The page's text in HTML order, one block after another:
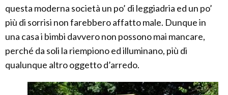
questa moderna società un po’ di leggiadria ed un po’
più di sorrisi non farebbero affatto male. Dunque in
una casa i bimbi davvero non possono mai mancare,
perché da soli la riempiono ed illuminano, più di
qualunque altro oggetto d’arredo.